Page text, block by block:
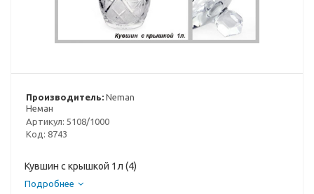
Производитель: Neman
Неман
Артикул: 5108/1000
Код: 8743
Кувшин с крышкой 1л (4)
Подробнее